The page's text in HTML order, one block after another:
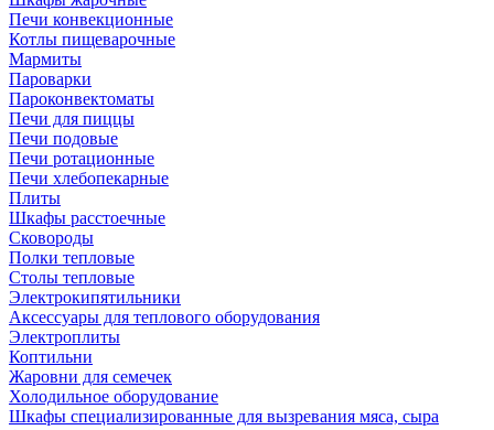
Печи конвекционные
Котлы пищеварочные
Мармиты
Пароварки
Пароконвектоматы
Печи для пиццы
Печи подовые
Печи ротационные
Печи хлебопекарные
Плиты
Шкафы расстоечные
Сковороды
Полки тепловые
Столы тепловые
Электрокипятильники
Аксессуары для теплового оборудования
Электроплиты
Коптильни
Жаровни для семечек
Холодильное оборудование
Шкафы специализированные для вызревания мяса, сыра